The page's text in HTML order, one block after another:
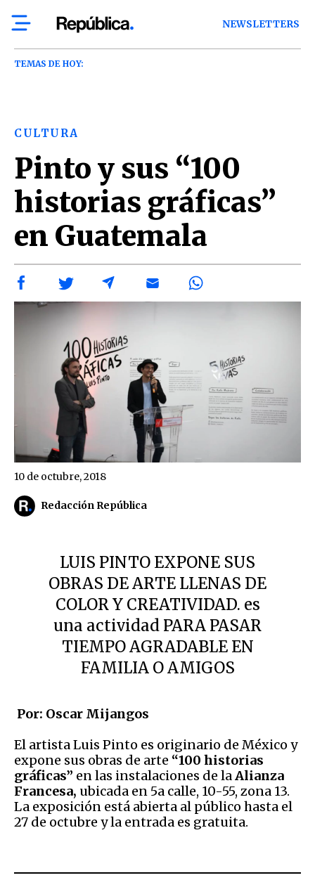
NEWSLETTERS
TEMAS DE HOY:
CULTURA
Pinto y sus “100
historias gráficas”
en Guatemala
Redacción República
10 de octubre, 2018
LUIS PINTO EXPONE SUS
OBRAS DE ARTE LLENAS DE
COLOR Y CREATIVIDAD. es
una actividad PARA PASAR
TIEMPO AGRADABLE EN
FAMILIA O AMIGOS
Por: Oscar Mijangos
El artista Luis Pinto es originario de México y
expone sus obras de arte “100 historias
gráficas” en las instalaciones de laAlianza
Francesa, ubicada en 5a calle, 10-55, zona 13.
La exposición está abierta al público hasta el
27 de octubre y la entrada es gratuita.